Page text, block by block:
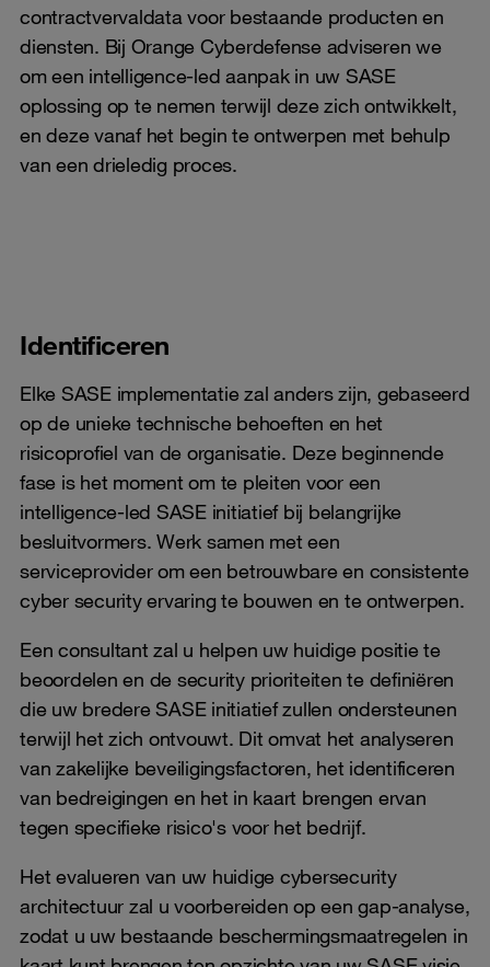
contractvervaldata voor bestaande producten en
diensten. Bij Orange Cyberdefense adviseren we
om een intelligence-led aanpak in uw SASE
oplossing op te nemen terwijl deze zich ontwikkelt,
en deze vanaf het begin te ontwerpen met behulp
van een drieledig proces.
Identificeren
Elke SASE implementatie zal anders zijn, gebaseerd
op de unieke technische behoeften en het
risicoprofiel van de organisatie. Deze beginnende
fase is het moment om te pleiten voor een
intelligence-led SASE initiatief bij belangrijke
besluitvormers. Werk samen met een
serviceprovider om een ​​betrouwbare en consistente
cyber security ervaring te bouwen en te ontwerpen.
Een consultant zal u helpen uw huidige positie te
beoordelen en de security prioriteiten te definiëren
die uw bredere SASE initiatief zullen ondersteunen
terwijl het zich ontvouwt. Dit omvat het analyseren
van zakelijke beveiligingsfactoren, het identificeren
van bedreigingen en het in kaart brengen ervan
tegen specifieke risico's voor het bedrijf.
Het evalueren van uw huidige cybersecurity
architectuur zal u voorbereiden op een gap-analyse,
zodat u uw bestaande beschermingsmaatregelen in